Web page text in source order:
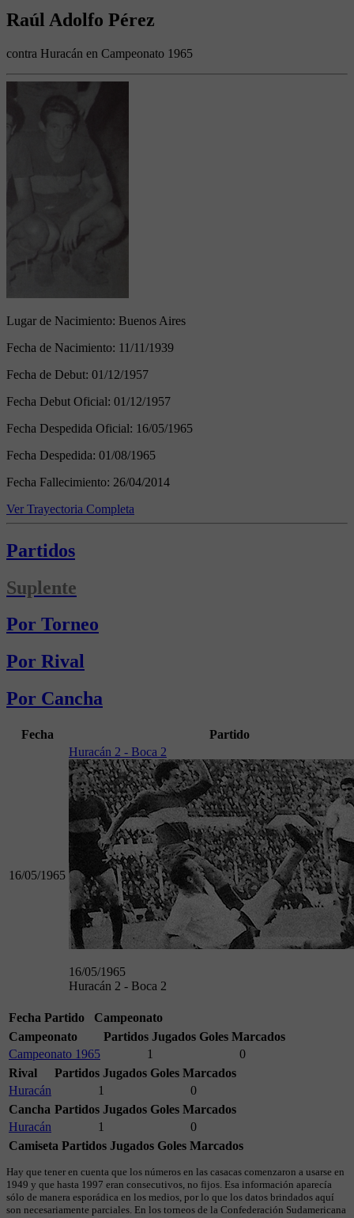
Raúl Adolfo Pérez
contra Huracán en Campeonato 1965
Lugar de Nacimiento: Buenos Aires
Fecha de Nacimiento: 11/11/1939
Fecha de Debut: 01/12/1957
Fecha Debut Oficial: 01/12/1957
Fecha Despedida Oficial: 16/05/1965
Fecha Despedida: 01/08/1965
Fecha Fallecimiento: 26/04/2014
Ver Trayectoria Completa
Partidos
Suplente
Por Torneo
Por Rival
Por Cancha
Fecha Partido
16/05/1965
Huracán 2 - Boca 2
16/05/1965
Huracán 2 - Boca 2
Fecha Partido
Campeonato
Campeonato
Partidos Jugados Goles Marcados
Campeonato 1965
1
0
Rival
Partidos Jugados Goles Marcados
Huracán
1
0
Cancha Partidos Jugados Goles Marcados
Huracán
1
0
Camiseta Partidos Jugados Goles Marcados
Hay que tener en cuenta que los números en las casacas comenzaron a usarse en
1949 y que hasta 1997 eran consecutivos, no fijos. Esa información aparecía
sólo de manera esporádica en los medios, por lo que los datos brindados aquí
son necesariamente parciales. En los torneos de la Confederación Sudamericana